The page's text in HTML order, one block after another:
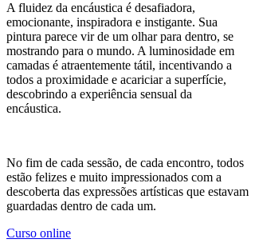
A fluidez da encáustica é desafiadora,
emocionante, inspiradora e instigante. Sua
pintura parece vir de um olhar para dentro, se
mostrando para o mundo. A luminosidade em
camadas é atraentemente tátil, incentivando a
todos a proximidade e acariciar a superfície,
descobrindo a experiência sensual da
encáustica.
No fim de cada sessão, de cada encontro, todos
estão felizes e muito impressionados com a
descoberta das expressões artísticas que estavam
guardadas dentro de cada um.
Curso online